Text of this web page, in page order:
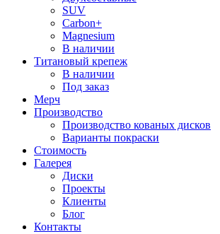
SUV
Carbon+
Magnesium
В наличии
Титановый крепеж
В наличии
Под заказ
Мерч
Производство
Производство кованых дисков
Варианты покраски
Стоимость
Галерея
Диски
Проекты
Клиенты
Блог
Контакты